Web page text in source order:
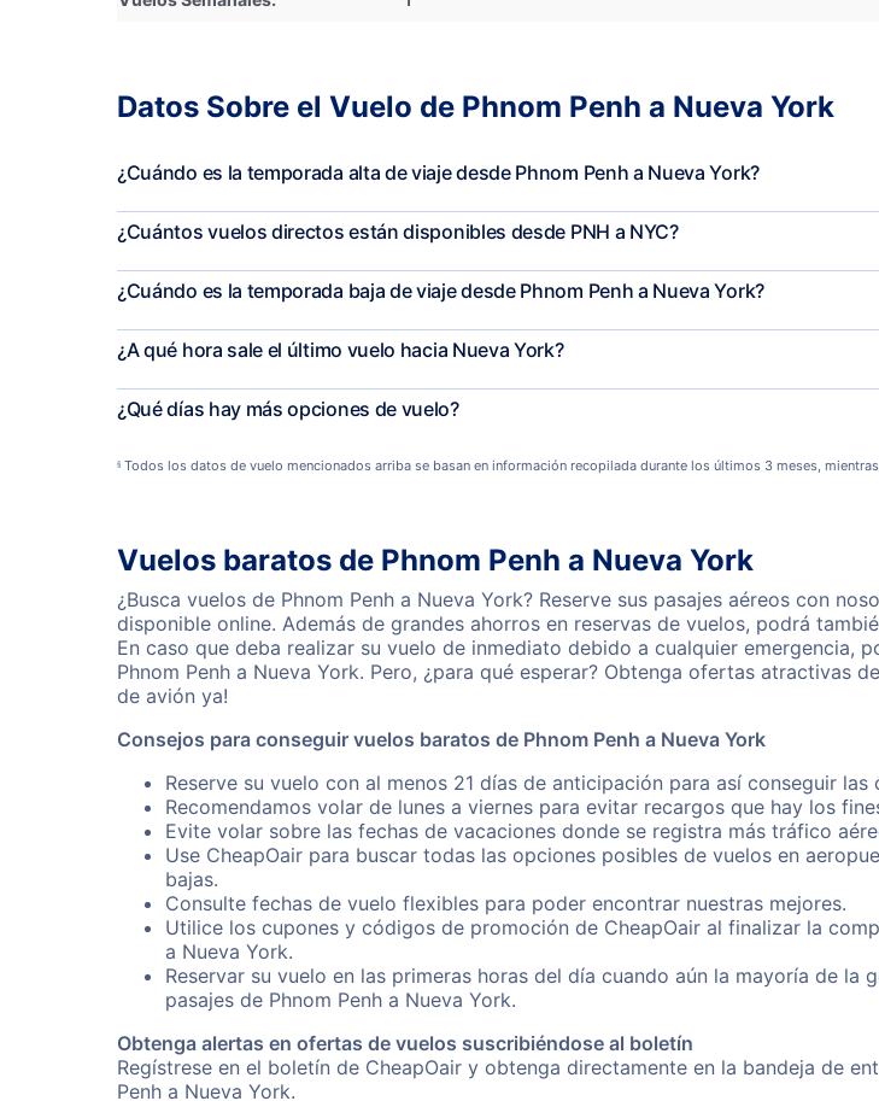
Datos Sobre el Vuelo de Phnom Penh a Nueva York
¿Cuándo es la temporada alta de viaje desde Phnom Penh a Nueva York?
¿Cuántos vuelos directos están disponibles desde PNH a NYC?
¿Cuándo es la temporada baja de viaje desde Phnom Penh a Nueva York?
¿A qué hora sale el último vuelo hacia Nueva York?
¿Qué días hay más opciones de vuelo?
§ Todos los datos de vuelo mencionados arriba se basan en información recopilada durante los últimos 3 meses,
Vuelos baratos de Phnom Penh a Nueva York
¿Busca vuelos de Phnom Penh a Nueva York? Reserve sus pasajes aéreos con
disponible online. Además de grandes ahorros en reservas de vuelos, podrá
En caso que deba realizar su vuelo de inmediato debido a cualquier
Phnom Penh a Nueva York. Pero, ¿para qué esperar? Obtenga ofertas atractivas
de avión ya!
Consejos para conseguir vuelos baratos de Phnom Penh a Nueva York
Reserve su vuelo con al menos 21 días de anticipación para así conseguir
Recomendamos volar de lunes a viernes para evitar recargos que hay los
Evite volar sobre las fechas de vacaciones donde se registra más tráfico
Use CheapOair para buscar todas las opciones posibles de vuelos en
bajas.
Consulte fechas de vuelo flexibles para poder encontrar nuestras mejores.
Utilice los cupones y códigos de promoción de CheapOair al finalizar la
a Nueva York.
Reservar su vuelo en las primeras horas del día cuando aún la mayoría de
pasajes de Phnom Penh a Nueva York.
Obtenga alertas en ofertas de vuelos suscribiéndose al boletín
Regístrese en el boletín de CheapOair y obtenga directamente en la bandeja de
Penh a Nueva York.